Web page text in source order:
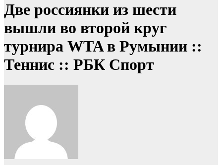
Две россиянки из шести
вышли во второй круг
турнира WTA в Румынии ::
Теннис :: РБК Спорт